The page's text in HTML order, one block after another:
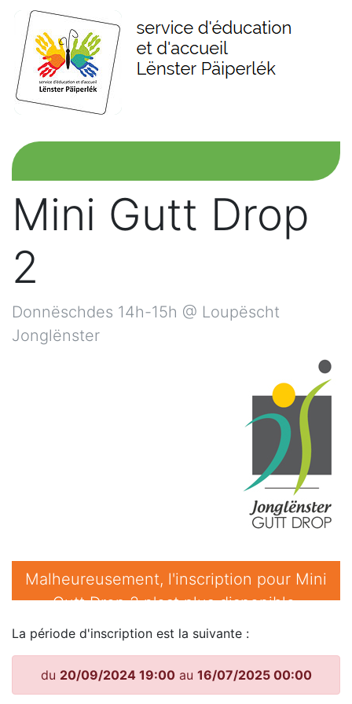
Mini Gutt Drop
2
Donnëschdes 14h-15h @ Loupëscht
Jonglënster
Malheureusement, l'inscription pour Mini
Gutt Drop 2 n'est plus disponible.
La période d'inscription est la suivante :
du 20/09/2024 19:00au 16/07/2025 00:00